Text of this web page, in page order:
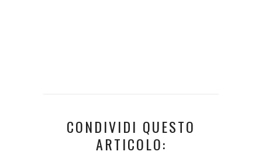
CONDIVIDI QUESTO
ARTICOLO: